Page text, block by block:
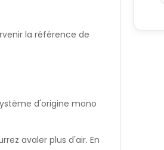
la référence de
d'origine mono
avaler plus d'air. En